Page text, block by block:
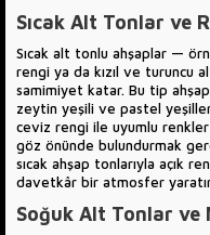
Sıcak Alt Tonlar ve
Sıcak alt tonlu ahşaplar —
rengi ya da kızıl ve turuncu
samimiyet katar. Bu tip
zeytin yeşili ve pastel
ceviz rengi ile uyumlu renkler
göz önünde bulundurmak
sıcak ahşap tonlarıyla açık
davetkâr bir atmosfer
Soğuk Alt Tonlar ve